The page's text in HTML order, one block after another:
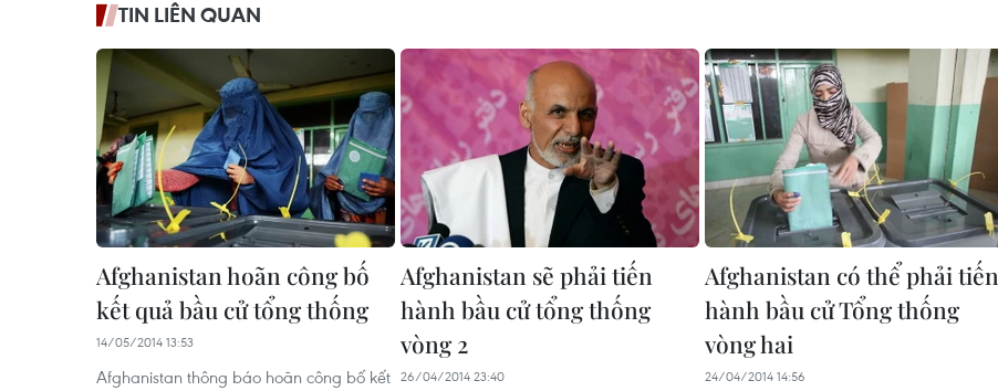
TIN LIÊN QUAN
Afghanistan hoãn công bố
kết quả bầu cử tổng thống
14/05/2014 13:53
Afghanistan thông báo hoãn công bố kết
Afghanistan sẽ phải tiến
hành bầu cử tổng thống
vòng 2
26/04/2014 23:40
Afghanistan có thể phải tiến
hành bầu cử Tổng thống
vòng hai
24/04/2014 14:56